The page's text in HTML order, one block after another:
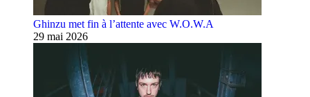
Ghinzu met fin à l’attente avec W.O.W.A
29 mai 2026